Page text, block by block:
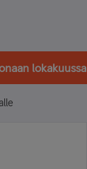
lokakuussa